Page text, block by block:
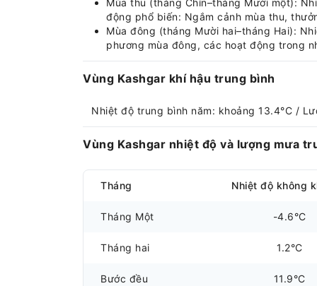
Mùa thu (tháng Chín–tháng Mười một):
động phổ biến: Ngắm cảnh mùa thu,
Mùa đông (tháng Mười hai–tháng Hai):
phương mùa đông, các hoạt động trong
Vùng Kashgar khí hậu trung bình
Nhiệt độ trung bình năm: khoảng 13.4°C /
Vùng Kashgar nhiệt độ và lượng mưa
Tháng Nhiệt độ không
Tháng Một -4.6°C
Tháng hai 1.2°C
Bước đều 11.9°C